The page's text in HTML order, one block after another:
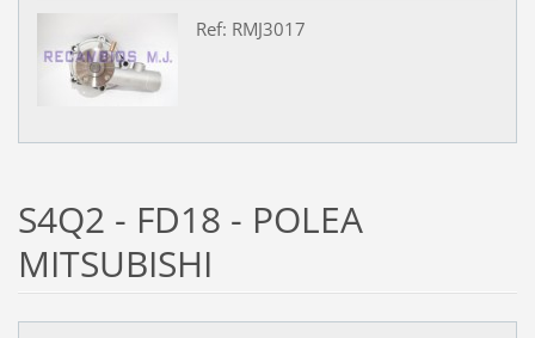
Ref: RMJ3017
S4Q2 - FD18 - POLEA
MITSUBISHI